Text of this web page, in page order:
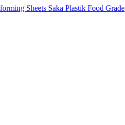
Sheets Saka Plastik Food Grade